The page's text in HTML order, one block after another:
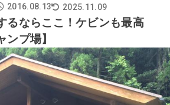
2016.08.13 2025.11.09
るならここ！ケビンも最高
ンプ場】